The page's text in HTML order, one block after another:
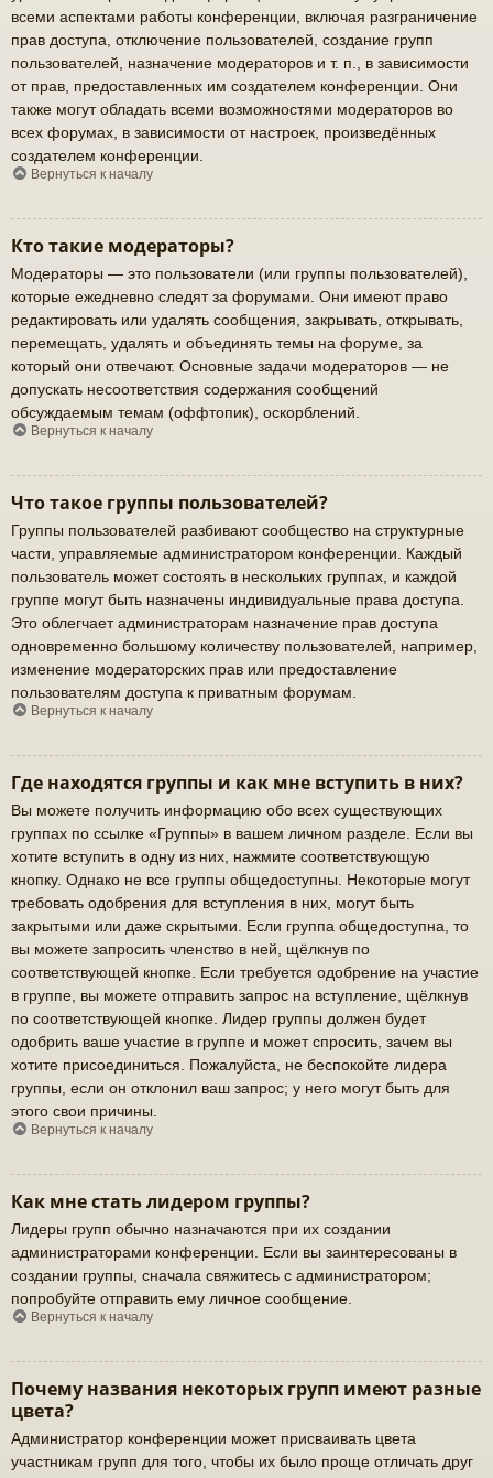
всеми аспектами работы конференции, включая разграничение
прав доступа, отключение пользователей, создание групп
пользователей, назначение модераторов и т. п., в зависимости
от прав, предоставленных им создателем конференции. Они
также могут обладать всеми возможностями модераторов во
всех форумах, в зависимости от настроек, произведённых
создателем конференции.
Вернуться к началу
Кто такие модераторы?
Модераторы — это пользователи (или группы пользователей),
которые ежедневно следят за форумами. Они имеют право
редактировать или удалять сообщения, закрывать, открывать,
перемещать, удалять и объединять темы на форуме, за
который они отвечают. Основные задачи модераторов — не
допускать несоответствия содержания сообщений
обсуждаемым темам (оффтопик), оскорблений.
Вернуться к началу
Что такое группы пользователей?
Группы пользователей разбивают сообщество на структурные
части, управляемые администратором конференции. Каждый
пользователь может состоять в нескольких группах, и каждой
группе могут быть назначены индивидуальные права доступа.
Это облегчает администраторам назначение прав доступа
одновременно большому количеству пользователей, например,
изменение модераторских прав или предоставление
пользователям доступа к приватным форумам.
Вернуться к началу
Где находятся группы и как мне вступить в них?
Вы можете получить информацию обо всех существующих
группах по ссылке «Группы» в вашем личном разделе. Если вы
хотите вступить в одну из них, нажмите соответствующую
кнопку. Однако не все группы общедоступны. Некоторые могут
требовать одобрения для вступления в них, могут быть
закрытыми или даже скрытыми. Если группа общедоступна, то
вы можете запросить членство в ней, щёлкнув по
соответствующей кнопке. Если требуется одобрение на участие
в группе, вы можете отправить запрос на вступление, щёлкнув
по соответствующей кнопке. Лидер группы должен будет
одобрить ваше участие в группе и может спросить, зачем вы
хотите присоединиться. Пожалуйста, не беспокойте лидера
группы, если он отклонил ваш запрос; у него могут быть для
этого свои причины.
Вернуться к началу
Как мне стать лидером группы?
Лидеры групп обычно назначаются при их создании
администраторами конференции. Если вы заинтересованы в
создании группы, сначала свяжитесь с администратором;
попробуйте отправить ему личное сообщение.
Вернуться к началу
Почему названия некоторых групп имеют разные
цвета?
Администратор конференции может присваивать цвета
участникам групп для того, чтобы их было проще отличать друг